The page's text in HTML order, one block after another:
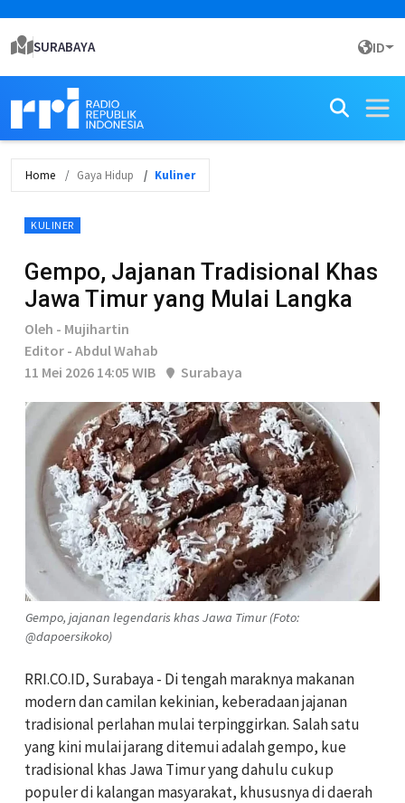
SURABAYA ID
Home Gaya Hidup Kuliner
KULINER
Gempo, Jajanan Tradisional Khas
Jawa Timur yang Mulai Langka
Oleh - Mujihartin
Editor - Abdul Wahab
11 Mei 2026 14:05 WIB
Surabaya
Gempo, jajanan legendaris khas Jawa Timur (Foto:
@dapoersikoko)
RRI.CO.ID, Surabaya - Di tengah maraknya makanan
modern dan camilan kekinian, keberadaan jajanan
tradisional perlahan mulai terpinggirkan. Salah satu
yang kini mulai jarang ditemui adalah gempo, kue
tradisional khas Jawa Timur yang dahulu cukup
populer di kalangan masyarakat, khususnya di daerah